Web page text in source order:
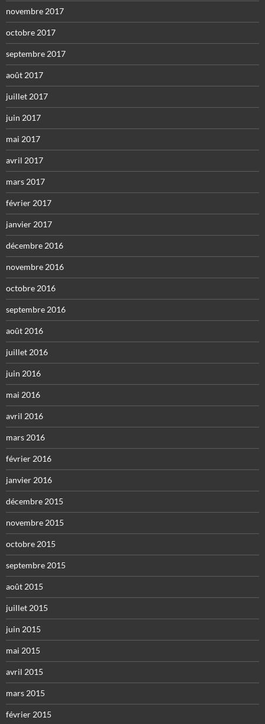
novembre 2017
octobre 2017
septembre 2017
août 2017
juillet 2017
juin 2017
mai 2017
avril 2017
mars 2017
février 2017
janvier 2017
décembre 2016
novembre 2016
octobre 2016
septembre 2016
août 2016
juillet 2016
juin 2016
mai 2016
avril 2016
mars 2016
février 2016
janvier 2016
décembre 2015
novembre 2015
octobre 2015
septembre 2015
août 2015
juillet 2015
juin 2015
mai 2015
avril 2015
mars 2015
février 2015